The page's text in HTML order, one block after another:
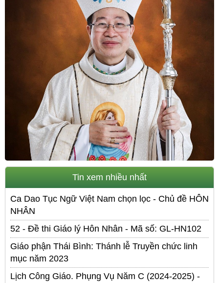
Tin xem nhiều nhất
Ca Dao Tục Ngữ Việt Nam chọn lọc - Chủ đề HÔN
NHÂN
52 - Đề thi Giáo lý Hôn Nhân - Mã số: GL-HN102
Giáo phận Thái Bình: Thánh lễ Truyền chức linh
mục năm 2023
Lịch Công Giáo. Phụng Vụ Năm C (2024-2025) -